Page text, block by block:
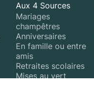
Aux 4 Sources
Mariages
champêtres
Anniversaires
En famille ou entre
amis
Retraites scolaires
Mises au vert